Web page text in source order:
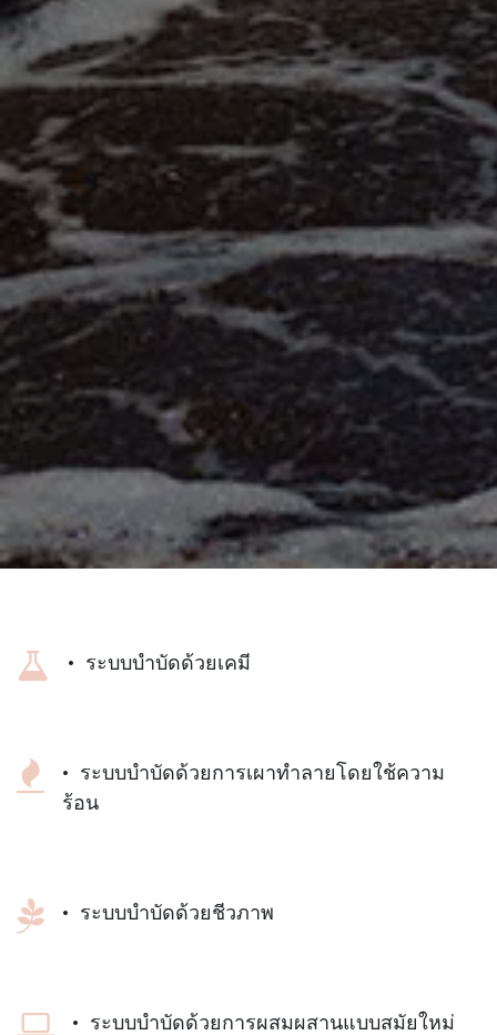
• ระบบบำบัดด้วยเคมี
• ระบบบำบัดด้วยการเผาทำลายโดยใช้ความ
ร้อน
• ระบบบำบัดด้วยชีวภาพ
• ระบบบำบัดด้วยการผสมผสานแบบสมัยใหม่